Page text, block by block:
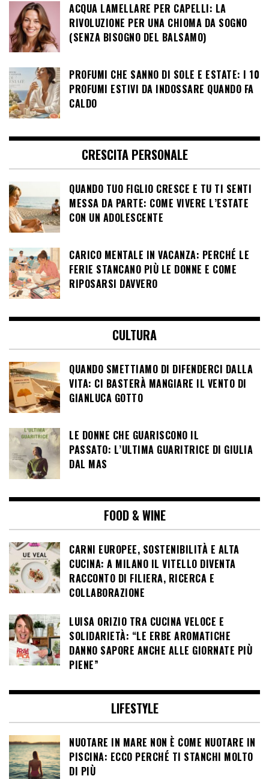
ACQUA LAMELLARE PER CAPELLI: LA
RIVOLUZIONE PER UNA CHIOMA DA SOGNO
(SENZA BISOGNO DEL BALSAMO)
PROFUMI CHE SANNO DI SOLE E ESTATE: I 10
PROFUMI ESTIVI DA INDOSSARE QUANDO FA
CALDO
CRESCITA PERSONALE
QUANDO TUO FIGLIO CRESCE E TU TI SENTI
MESSA DA PARTE: COME VIVERE L’ESTATE
CON UN ADOLESCENTE
CARICO MENTALE IN VACANZA: PERCHÉ LE
FERIE STANCANO PIÙ LE DONNE E COME
RIPOSARSI DAVVERO
CULTURA
QUANDO SMETTIAMO DI DIFENDERCI DALLA
VITA: CI BASTERÀ MANGIARE IL VENTO DI
GIANLUCA GOTTO
LE DONNE CHE GUARISCONO IL
PASSATO: L’ULTIMA GUARITRICE DI GIULIA
DAL MAS
FOOD & WINE
CARNI EUROPEE, SOSTENIBILITÀ E ALTA
CUCINA: A MILANO IL VITELLO DIVENTA
RACCONTO DI FILIERA, RICERCA E
COLLABORAZIONE
LUISA ORIZIO TRA CUCINA VELOCE E
SOLIDARIETÀ: “LE ERBE AROMATICHE
DANNO SAPORE ANCHE ALLE GIORNATE PIÙ
PIENE”
LIFESTYLE
NUOTARE IN MARE NON È COME NUOTARE IN
PISCINA: ECCO PERCHÉ TI STANCHI MOLTO
DI PIÙ